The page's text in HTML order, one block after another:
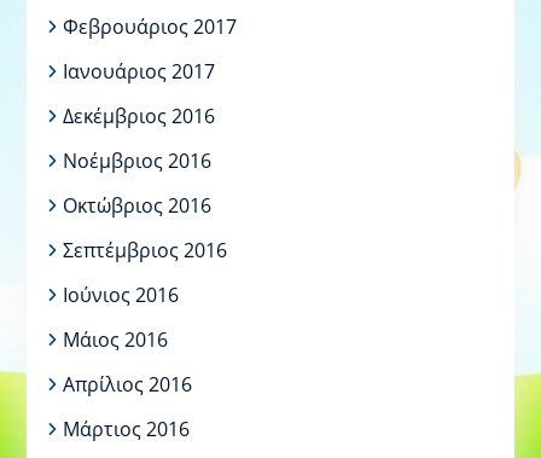
Φεβρουάριος 2017
Ιανουάριος 2017
Δεκέμβριος 2016
Νοέμβριος 2016
Οκτώβριος 2016
Σεπτέμβριος 2016
Ιούνιος 2016
Μάιος 2016
Απρίλιος 2016
Μάρτιος 2016